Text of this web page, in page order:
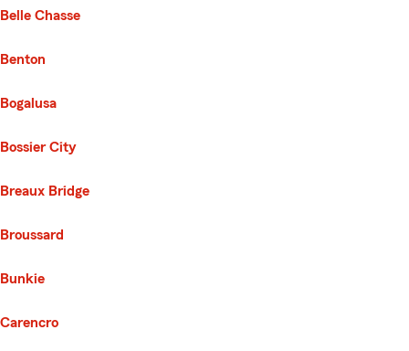
Belle Chasse
Benton
Bogalusa
Bossier City
Breaux Bridge
Broussard
Bunkie
Carencro